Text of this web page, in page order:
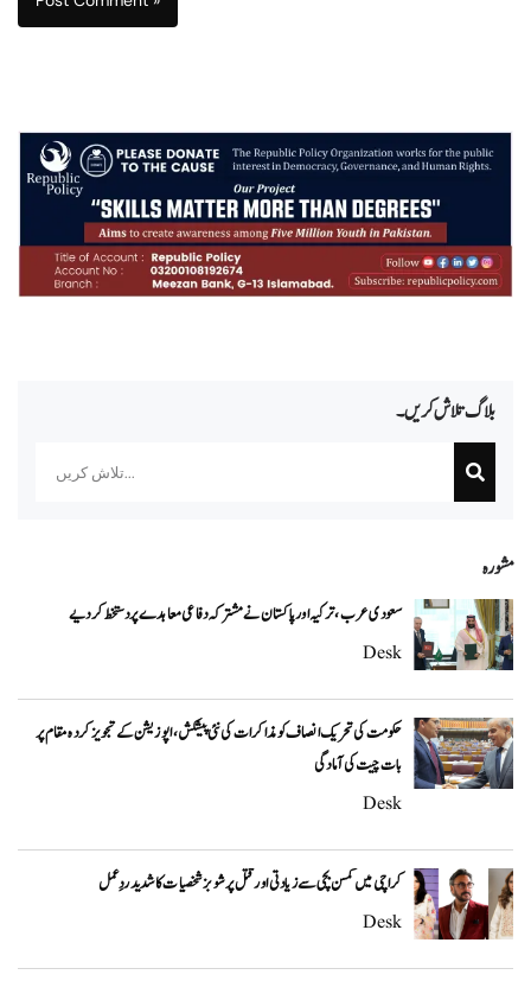
بلاگ تلاش کریں۔
مشورہ
سعودی عرب، ترکیہ اور پاکستان نے مشترکہ دفاعی معاہدے پر دستخط کر دیے
Desk
حکومت کی تحریک انصاف کو مذاکرات کی نئی پیشکش، اپوزیشن کے تجویز کردہ مقام پر
بات چیت کی آمادگی
Desk
کراچی میں کمسن بچی سے زیادتی اور قتل پر شوبز شخصیات کا شدید ردِعمل
Desk